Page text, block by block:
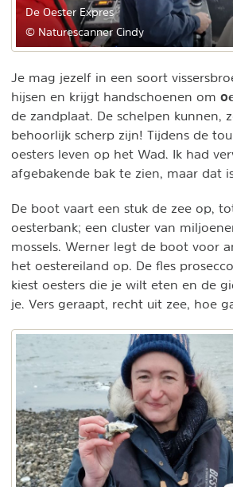
De Oester Expres
© Naturescanner Cindy
Je mag jezelf in een soort
hijsen en krijgt handschoenen om
de zandplaat. De schelpen kunnen,
behoorlijk scherp zijn! Tijdens de
oesters leven op het Wad. Ik had
afgebakende bak te zien, maar dat
De boot vaart een stuk de zee op,
oesterbank; een cluster van
mossels. Werner legt de boot voor
het oestereiland op. De fles
kiest oesters die je wilt eten en de
je. Vers geraapt, recht uit zee, hoe